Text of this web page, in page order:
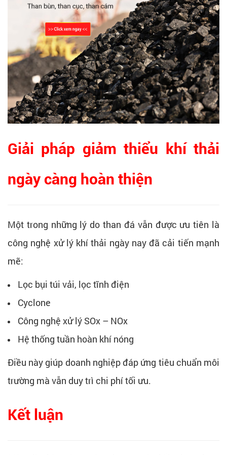
Giải pháp giảm thiểu khí thải
ngày càng hoàn thiện
Một trong những lý do than đá vẫn được ưu tiên là
công nghệ xử lý khí thải ngày nay đã cải tiến mạnh
mẽ:
Lọc bụi túi vải, lọc tĩnh điện
Cyclone
Công nghệ xử lý SOx – NOx
Hệ thống tuần hoàn khí nóng
Điều này giúp doanh nghiệp đáp ứng tiêu chuẩn môi
trường mà vẫn duy trì chi phí tối ưu.
Kết luận